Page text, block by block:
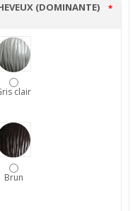
(DOMINANTE) *
clair
Brun